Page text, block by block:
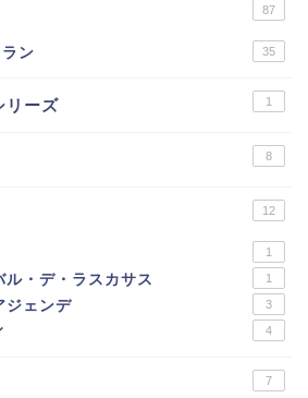
87
ン 35
リーズ 1
8
12
1
ル・デ・ラスカサス 1
ジェンデ 3
4
7